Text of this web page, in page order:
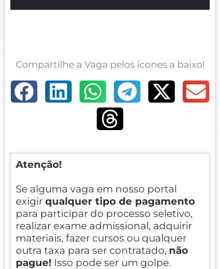
Compartilhe a Vaga pelos ícones a baixo!
Atenção!
Se alguma vaga em nosso portal
exigir qualquer tipo de pagamento
para participar do processo seletivo,
realizar exame admissional, adquirir
materiais, fazer cursos ou qualquer
outra taxa para ser contratado, não
pague! Isso pode ser um golpe.